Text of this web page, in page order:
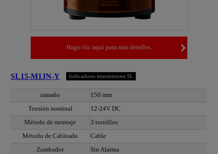
Haga clic aquí para más detalles.
SL15-M1JN-Y Indicadores intermitentes SL
tamaño
150 mm
Tensión nominal
12-24V DC
Método de montaje
3 tornillos
Método de Cableado
Cable
Zumbador
Sin Alarma